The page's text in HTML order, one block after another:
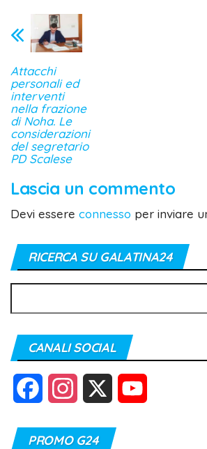
Attacchi
personali ed
interventi
nella frazione
di Noha. Le
considerazioni
del segretario
PD Scalese
Lascia un commento
Devi essere connesso per inviare
RICERCA SU GALATINA24
per:
CANALI SOCIAL
PROMO G24